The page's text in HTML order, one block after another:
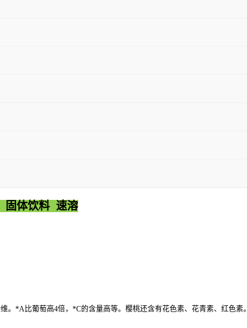
体饮料 速溶
。*A比葡萄高4倍，*C的含量高等。樱桃还含有花色素、花青素、红色素。